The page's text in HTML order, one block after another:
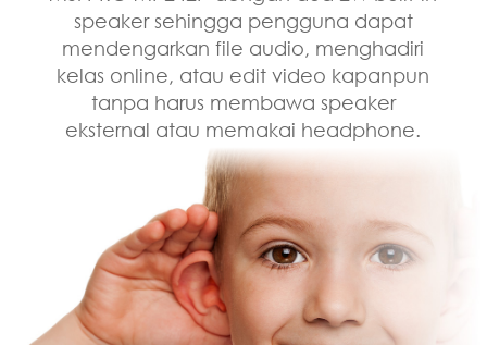
tanpa harus membawa speaker
eksternal atau memakai headphone.